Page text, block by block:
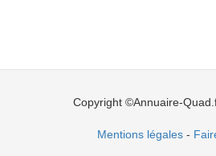
Copyright ©Annuaire-
Mentions légales-